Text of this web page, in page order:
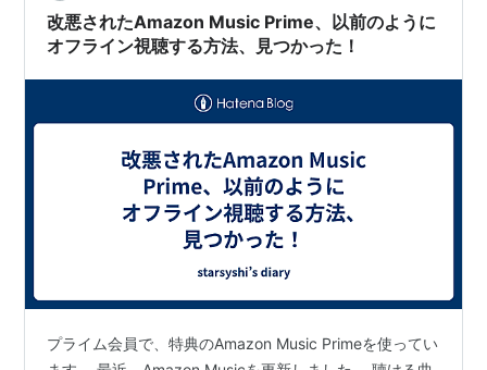
す。 とはいえ最新の楽曲も聴くことができる。…
改悪されたAmazon Music Prime、以前のように
オフライン視聴する方法、見つかった！
プライム会員で、特典のAmazon Music Primeを使ってい